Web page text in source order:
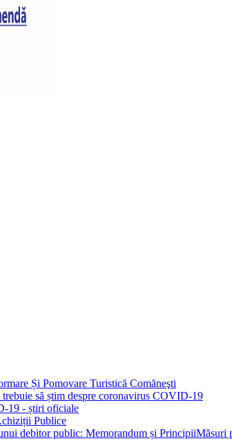
Și Pomovare Turistică Comăneşti
să știm despre coronavirus COVID-19
19 - știri oficiale
Publice
Măsuri